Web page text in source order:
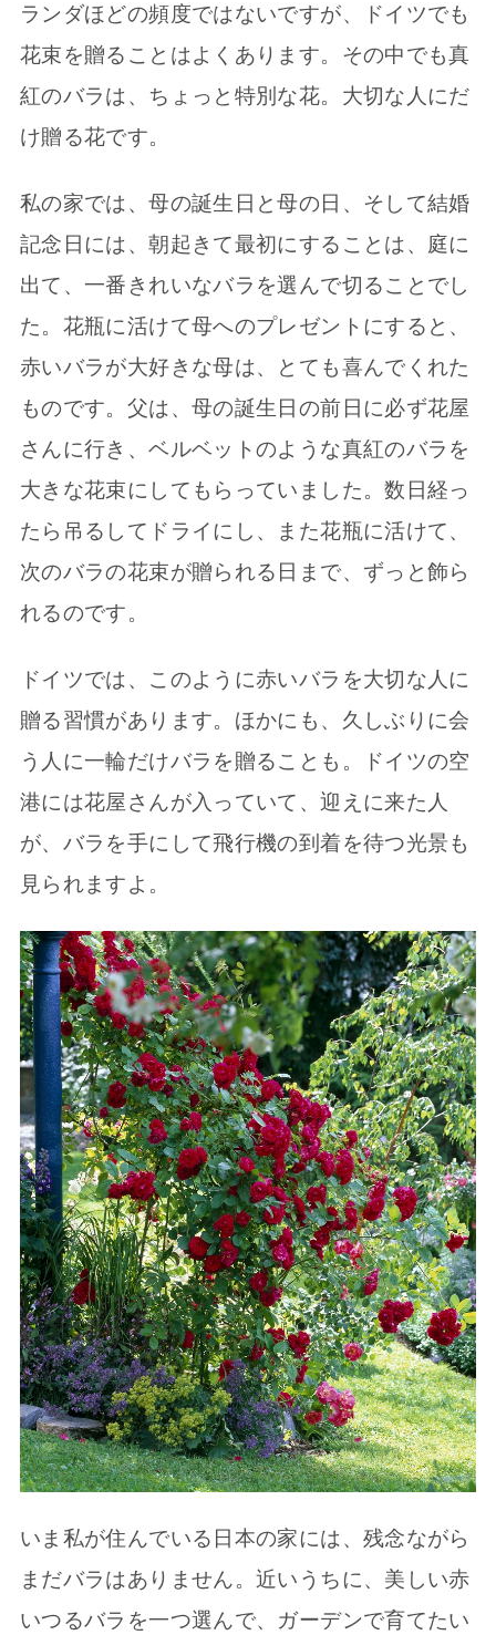
ランダほどの頻度ではないですが、ドイツでも
花束を贈ることはよくあります。その中でも真
紅のバラは、ちょっと特別な花。大切な人にだ
け贈る花です。
私の家では、母の誕生日と母の日、そして結婚
記念日には、朝起きて最初にすることは、庭に
出て、一番きれいなバラを選んで切ることでし
た。花瓶に活けて母へのプレゼントにすると、
赤いバラが大好きな母は、とても喜んでくれた
ものです。父は、母の誕生日の前日に必ず花屋
さんに行き、ベルベットのような真紅のバラを
大きな花束にしてもらっていました。数日経っ
たら吊るしてドライにし、また花瓶に活けて、
次のバラの花束が贈られる日まで、ずっと飾ら
れるのです。
ドイツでは、このように赤いバラを大切な人に
贈る習慣があります。ほかにも、久しぶりに会
う人に一輪だけバラを贈ることも。ドイツの空
港には花屋さんが入っていて、迎えに来た人
が、バラを手にして飛行機の到着を待つ光景も
見られますよ。
いま私が住んでいる日本の家には、残念ながら
まだバラはありません。近いうちに、美しい赤
いつるバラを一つ選んで、ガーデンで育てたい